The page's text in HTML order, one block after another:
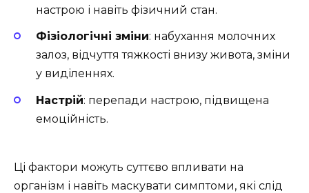
настрою і навіть фізичний стан.
Фізіологічні зміни: набухання молочних
залоз, відчуття тяжкості внизу живота, зміни
у виділеннях.
Настрій: перепади настрою, підвищена
емоційність.
Ці фактори можуть суттєво впливати на
організм і навіть маскувати симптоми, які слід